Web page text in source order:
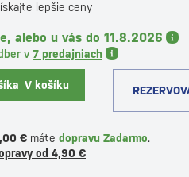
lepšie ceny
alebo u vás do 11.8.2026
v 7 predajniach
V košíku
€ máte dopravu Zadarmo.
od 4,90 €